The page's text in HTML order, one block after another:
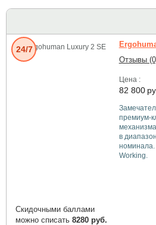
Отзывы
Цена :
82 800
премиум-
в
номинала.
Working.
Скидочными баллами
можно списать 8280 руб.
24/7